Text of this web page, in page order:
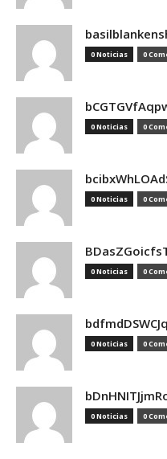
0 Noticias 0
0 Noticias 0
0 Noticias 0
0 Noticias 0
0 Noticias 0
0 Noticias 0